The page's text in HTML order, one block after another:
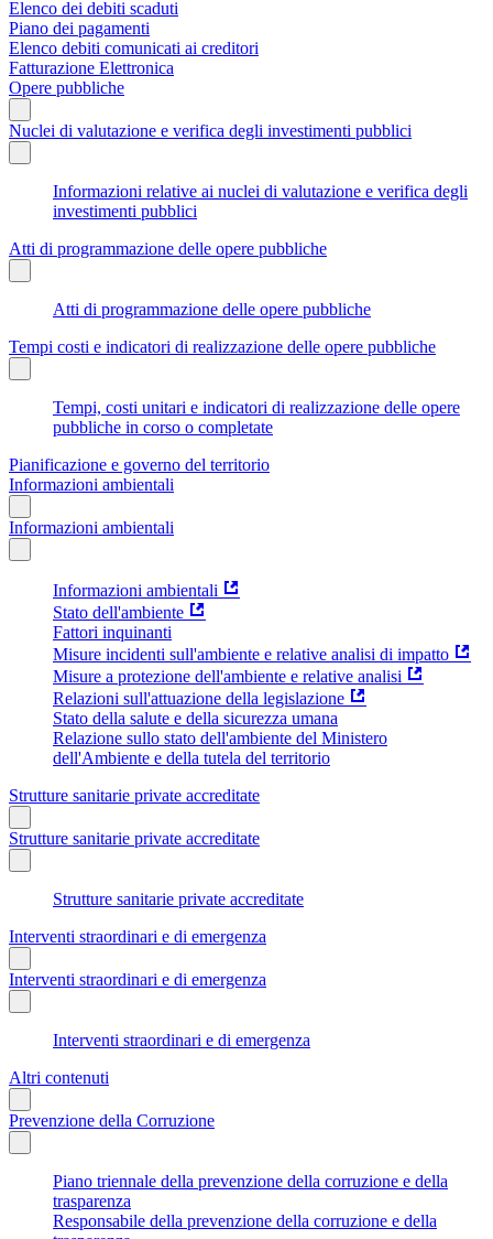
Elenco dei debiti scaduti
Piano dei pagamenti
Elenco debiti comunicati ai creditori
Fatturazione Elettronica
Opere pubbliche
Nuclei di valutazione e verifica degli investimenti pubblici
Informazioni relative ai nuclei di valutazione e verifica degli
investimenti pubblici
Atti di programmazione delle opere pubbliche
Atti di programmazione delle opere pubbliche
Tempi costi e indicatori di realizzazione delle opere pubbliche
Tempi, costi unitari e indicatori di realizzazione delle opere
pubbliche in corso o completate
Pianificazione e governo del territorio
Informazioni ambientali
Informazioni ambientali
Informazioni ambientali
Stato dell'ambiente
Fattori inquinanti
Misure incidenti sull'ambiente e relative analisi di impatto
Misure a protezione dell'ambiente e relative analisi
Relazioni sull'attuazione della legislazione
Stato della salute e della sicurezza umana
Relazione sullo stato dell'ambiente del Ministero
dell'Ambiente e della tutela del territorio
Strutture sanitarie private accreditate
Strutture sanitarie private accreditate
Strutture sanitarie private accreditate
Interventi straordinari e di emergenza
Interventi straordinari e di emergenza
Interventi straordinari e di emergenza
Altri contenuti
Prevenzione della Corruzione
Piano triennale della prevenzione della corruzione e della
trasparenza
Responsabile della prevenzione della corruzione e della